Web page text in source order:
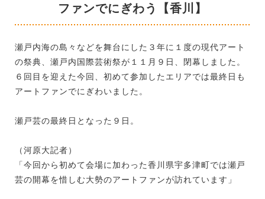
ファンでにぎわう【香川】
瀬戸内海の島々などを舞台にした３年に１度の現代アート
の祭典、瀬戸内国際芸術祭が１１月９日、閉幕しました。
６回目を迎えた今回、初めて参加したエリアでは最終日も
アートファンでにぎわいました。
瀬戸芸の最終日となった９日。
（河原大記者）
「今回から初めて会場に加わった香川県宇多津町では瀬戸
芸の開幕を惜しむ大勢のアートファンが訪れています」